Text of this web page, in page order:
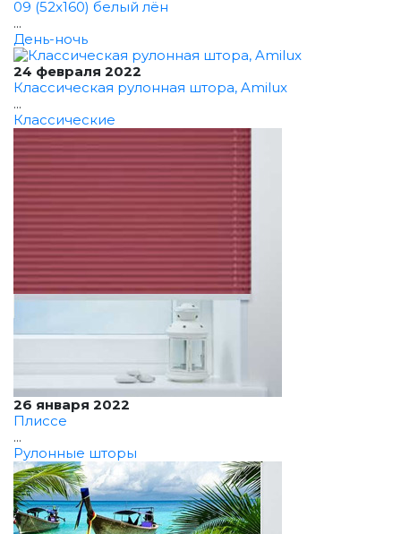
09 (52x160) белый лён
...
День-ночь
24 февраля 2022
Классическая рулонная штора, Amilux
...
Классические
26 января 2022
Плиссе
...
Рулонные шторы